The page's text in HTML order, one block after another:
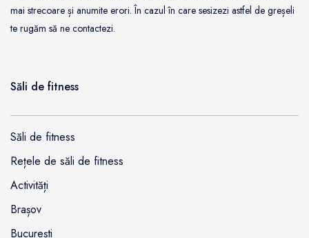
mai strecoare și anumite erori. În cazul în care sesizezi astfel de greșeli
te rugăm să ne contactezi.
Săli de fitness
Săli de fitness
Rețele de săli de fitness
Activități
Brașov
București